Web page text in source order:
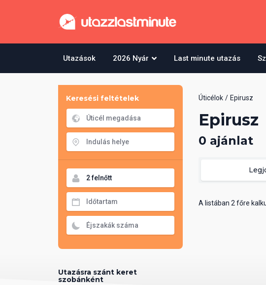
Utazások 2026 Nyár Last minute utazás
Keresési feltételek
Utazásra szánt keret
szobánként
Úticélok Epirusz
Epirusz
0 ajánlat
A listában 2 főre